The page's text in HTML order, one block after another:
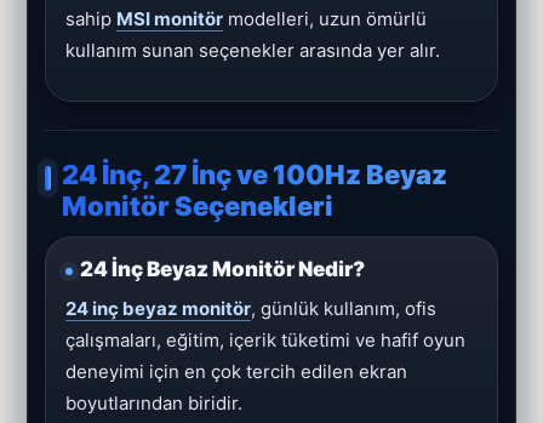
sahip MSI monitör modelleri, uzun ömürlü
kullanım sunan seçenekler arasında yer alır.
24 İnç, 27 İnç ve 100Hz Beyaz
Monitör Seçenekleri
24 İnç Beyaz Monitör Nedir?
24 inç beyaz monitör, günlük kullanım, ofis
çalışmaları, eğitim, içerik tüketimi ve hafif oyun
deneyimi için en çok tercih edilen ekran
boyutlarından biridir.